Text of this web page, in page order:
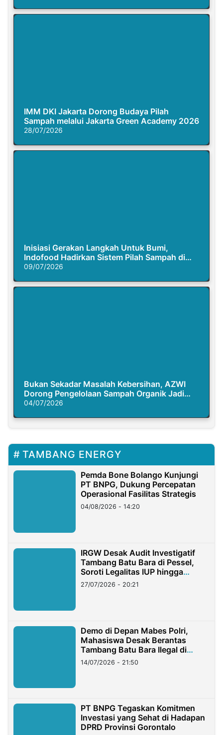
IMM DKI Jakarta Dorong Budaya Pilah
Sampah melalui Jakarta Green Academy 2026
28/07/2026
Inisiasi Gerakan Langkah Untuk Bumi,
Indofood Hadirkan Sistem Pilah Sampah di
Semasa Piknik
09/07/2026
Bukan Sekadar Masalah Kebersihan, AZWI
Dorong Pengelolaan Sampah Organik Jadi
Solusi Krisis Iklim
04/07/2026
TAMBANG ENERGY
Pemda Bone Bolango Kunjungi
PT BNPG, Dukung Percepatan
Operasional Fasilitas Strategis
04/08/2026 - 14:20
IRGW Desak Audit Investigatif
Tambang Batu Bara di Pessel,
Soroti Legalitas IUP hingga
Stockpile
27/07/2026 - 20:21
Demo di Depan Mabes Polri,
Mahasiswa Desak Berantas
Tambang Batu Bara Ilegal di
Lampung
14/07/2026 - 21:50
PT BNPG Tegaskan Komitmen
Investasi yang Sehat di Hadapan
DPRD Provinsi Gorontalo